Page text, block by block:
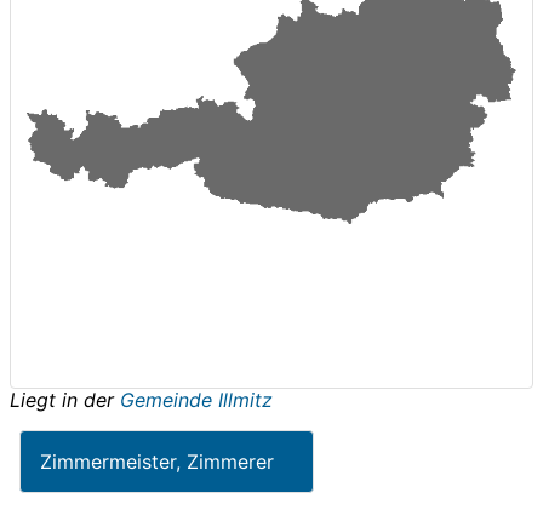
Liegt in der Gemeinde Illmitz
Zimmermeister, Zimmerer